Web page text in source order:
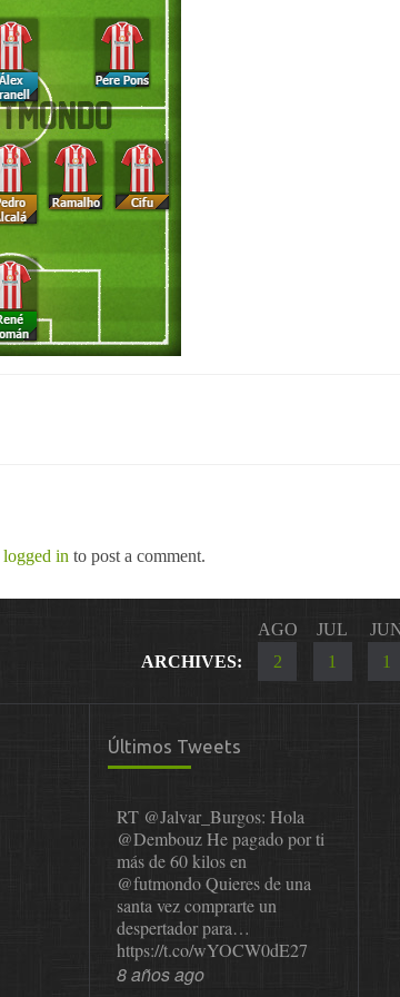
logged in to post a comment.
ARCHIVES:
AGO
2
JUL
1
1
Últimos Tweets
RT @Jalvar_Burgos: Hola
@DembouzHe pagado por ti
más de 60 kilos en
@futmondoQuieres de una
santa vez comprarte un
despertador para…
https://t.co/wYOCW0dE27
8 años ago